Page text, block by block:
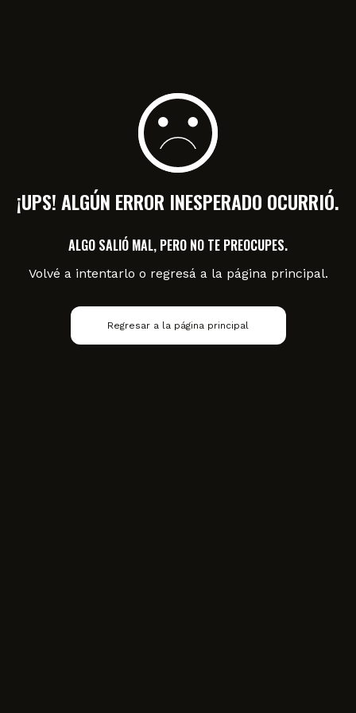
¡UPS! ALGÚN ERROR INESPERADO OCURRIÓ.
ALGO SALIÓ MAL, PERO NO TE PREOCUPES.
Volvé a intentarlo o regresá a la página principal.
Regresar a la página principal